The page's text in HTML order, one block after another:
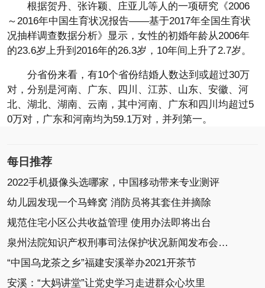
根据贺丹、张许颖、庄亚儿等人的一项研究《2006
～2016年中国生育状况报告——基于2017年全国生育状
况抽样调查数据分析》显示，女性的初婚年龄从2006年
的23.6岁上升到2016年的26.3岁，10年间上升了2.7岁。
分省份来看，有10个省份结婚人数达到或超过30万
对，分别是河南、广东、四川、江苏、山东、安徽、河
北、湖北、湖南、云南，其中河南、广东和四川均超过5
0万对，广东和河南均为59.1万对，并列第一。
每日推荐
2022手机摄像头选哪家，中国移动带来专业测评
幼儿园发现一个马蜂窝 消防员将其套住并摘除
规范住宅小区公共收益管理 使用办法即将出台
泉州法院知识产权刑事司法保护状况新闻发布会召开
“中国乌龙茶之乡”福建安溪举办2021开茶节
安溪：“大妈讲堂”让党史学习走进群众心坎里